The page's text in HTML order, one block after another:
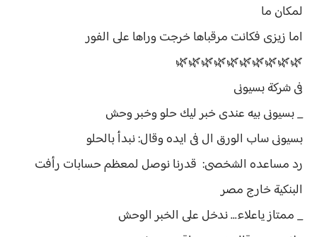
لمكان ما
اما زيزى فكانت مرقباها خرجت وراها على الفور
🌿🌿🌿🌿🌿🌿🌿🌿🌿🌿
فى شركة بسيونى
_ بسيونى بيه عندى خبر ليك حلو وخبر وحش
بسيونى ساب الورق ال فى ايده وقال: نبدأ بالحلو
رد مساعده الشخصى: قدرنا نوصل لمعظم حسابات رأفت
البنكية خارج مصر
_ ممتاز ياعلاء... ندخل على الخبر الوحش